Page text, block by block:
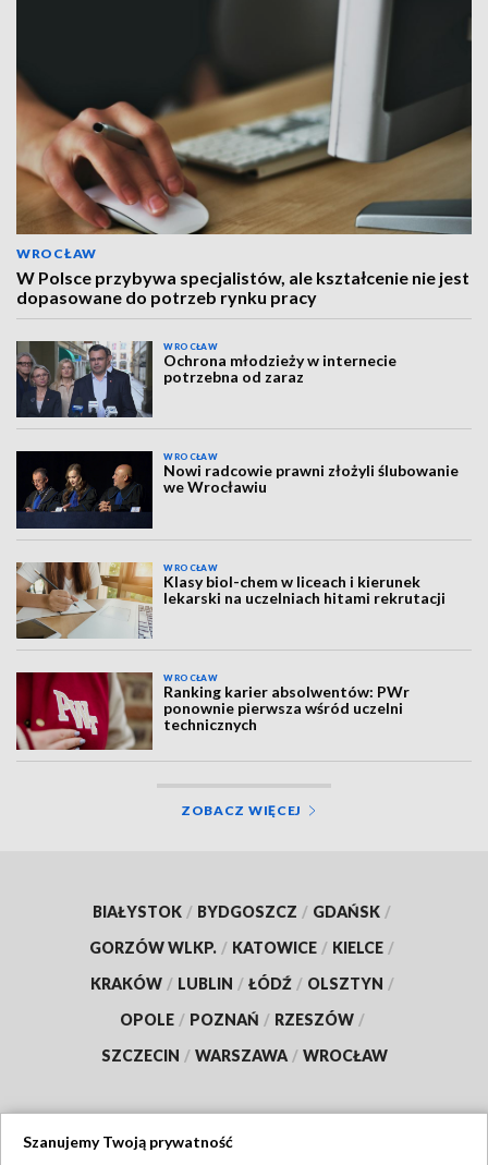
WROCŁAW
W Polsce przybywa specjalistów, ale kształcenie nie jest
dopasowane do potrzeb rynku pracy
WROCŁAW
Ochrona młodzieży w internecie
potrzebna od zaraz
WROCŁAW
Nowi radcowie prawni złożyli ślubowanie
we Wrocławiu
WROCŁAW
Klasy biol-chem w liceach i kierunek
lekarski na uczelniach hitami rekrutacji
WROCŁAW
Ranking karier absolwentów: PWr
ponownie pierwsza wśród uczelni
technicznych
ZOBACZ WIĘCEJ
BIAŁYSTOK / BYDGOSZCZ / GDAŃSK /
GORZÓW WLKP. / KATOWICE / KIELCE /
KRAKÓW / LUBLIN / ŁÓDŹ / OLSZTYN /
OPOLE / POZNAŃ / RZESZÓW /
SZCZECIN / WARSZAWA / WROCŁAW
Szanujemy Twoją prywatność